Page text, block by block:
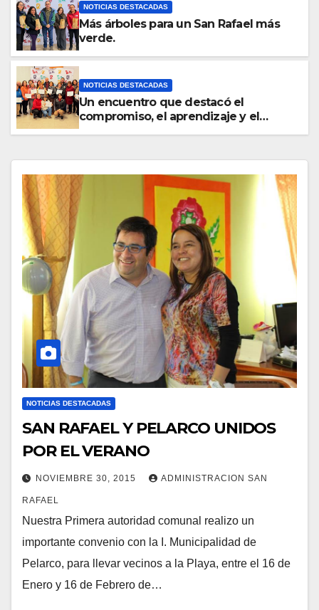
NOTICIAS DESTACADAS
Más árboles para un San Rafael más
verde.
NOTICIAS DESTACADAS
Un encuentro que destacó el
compromiso, el aprendizaje y el
NOTICIAS DESTACADAS
SAN RAFAEL Y PELARCO UNIDOS
POR EL VERANO
NOVIEMBRE 30, 2015 ADMINISTRACION SAN
RAFAEL
Nuestra Primera autoridad comunal realizo un
importante convenio con la I. Municipalidad de
Pelarco, para llevar vecinos a la Playa, entre el 16 de
Enero y 16 de Febrero de…